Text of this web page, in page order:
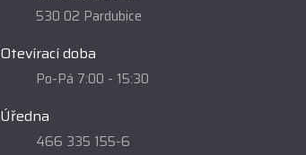
530 02 Pardubice
Otevírací doba
Po-Pá 7:00 - 15:30
Úředna
466 335 155-6